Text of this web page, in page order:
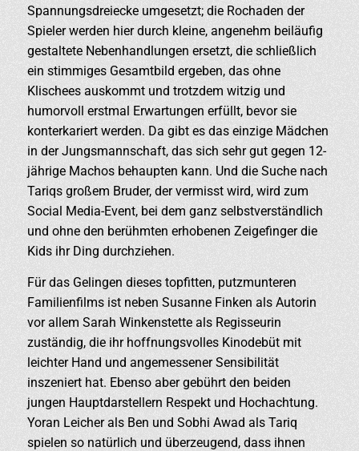
Spannungsdreiecke umgesetzt; die Rochaden der
Spieler werden hier durch kleine, angenehm beiläufig
gestaltete Nebenhandlungen ersetzt, die schließlich
ein stimmiges Gesamtbild ergeben, das ohne
Klischees auskommt und trotzdem witzig und
humorvoll erstmal Erwartungen erfüllt, bevor sie
konterkariert werden. Da gibt es das einzige Mädchen
in der Jungsmannschaft, das sich sehr gut gegen 12-
jährige Machos behaupten kann. Und die Suche nach
Tariqs großem Bruder, der vermisst wird, wird zum
Social Media-Event, bei dem ganz selbstverständlich
und ohne den berühmten erhobenen Zeigefinger die
Kids ihr Ding durchziehen.
Für das Gelingen dieses topfitten, putzmunteren
Familienfilms ist neben Susanne Finken als Autorin
vor allem Sarah Winkenstette als Regisseurin
zuständig, die ihr hoffnungsvolles Kinodebüt mit
leichter Hand und angemessener Sensibilität
inszeniert hat. Ebenso aber gebührt den beiden
jungen Hauptdarstellern Respekt und Hochachtung.
Yoran Leicher als Ben und Sobhi Awad als Tariq
spielen so natürlich und überzeugend, dass ihnen